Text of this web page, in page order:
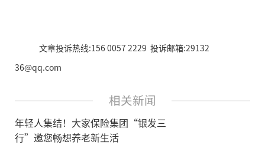
文章投诉热线:156 0057 2229 投诉邮箱:29132
36@qq.com
相关新闻
年轻人集结！大家保险集团“银发三
行”邀您畅想养老新生活